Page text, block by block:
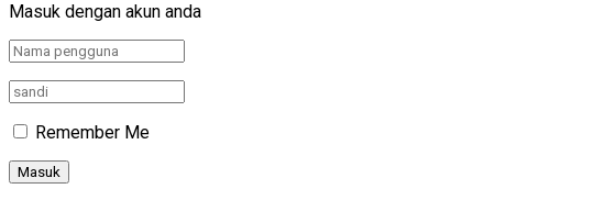
Masuk dengan akun anda
Remember Me